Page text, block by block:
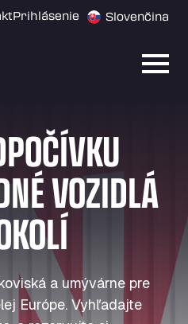
Prihlásenie Slovenčina
VOZIDLÁ
a umývárne pre
Európe. Vyhľadajte